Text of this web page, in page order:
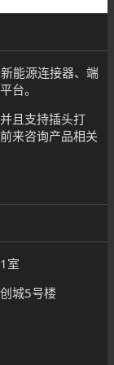
能源连接器、端
台。
且支持插头打
来咨询产品相关
室
城5号楼